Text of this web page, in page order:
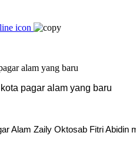
pagar alam yang baru
Alam Zaily Oktosab Fitri